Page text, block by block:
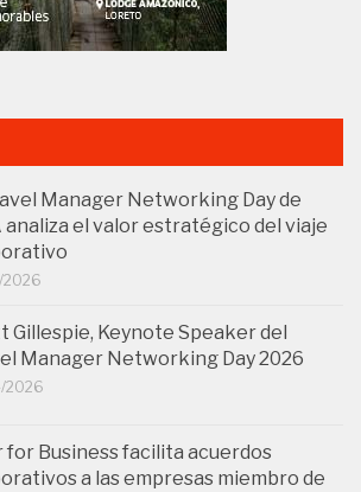
Manager Networking Day de
analiza el valor estratégico del viaje
2026
Gillespie, Keynote Speaker del
Manager Networking Day 2026
2026
for Business facilita acuerdos
a las empresas miembro de